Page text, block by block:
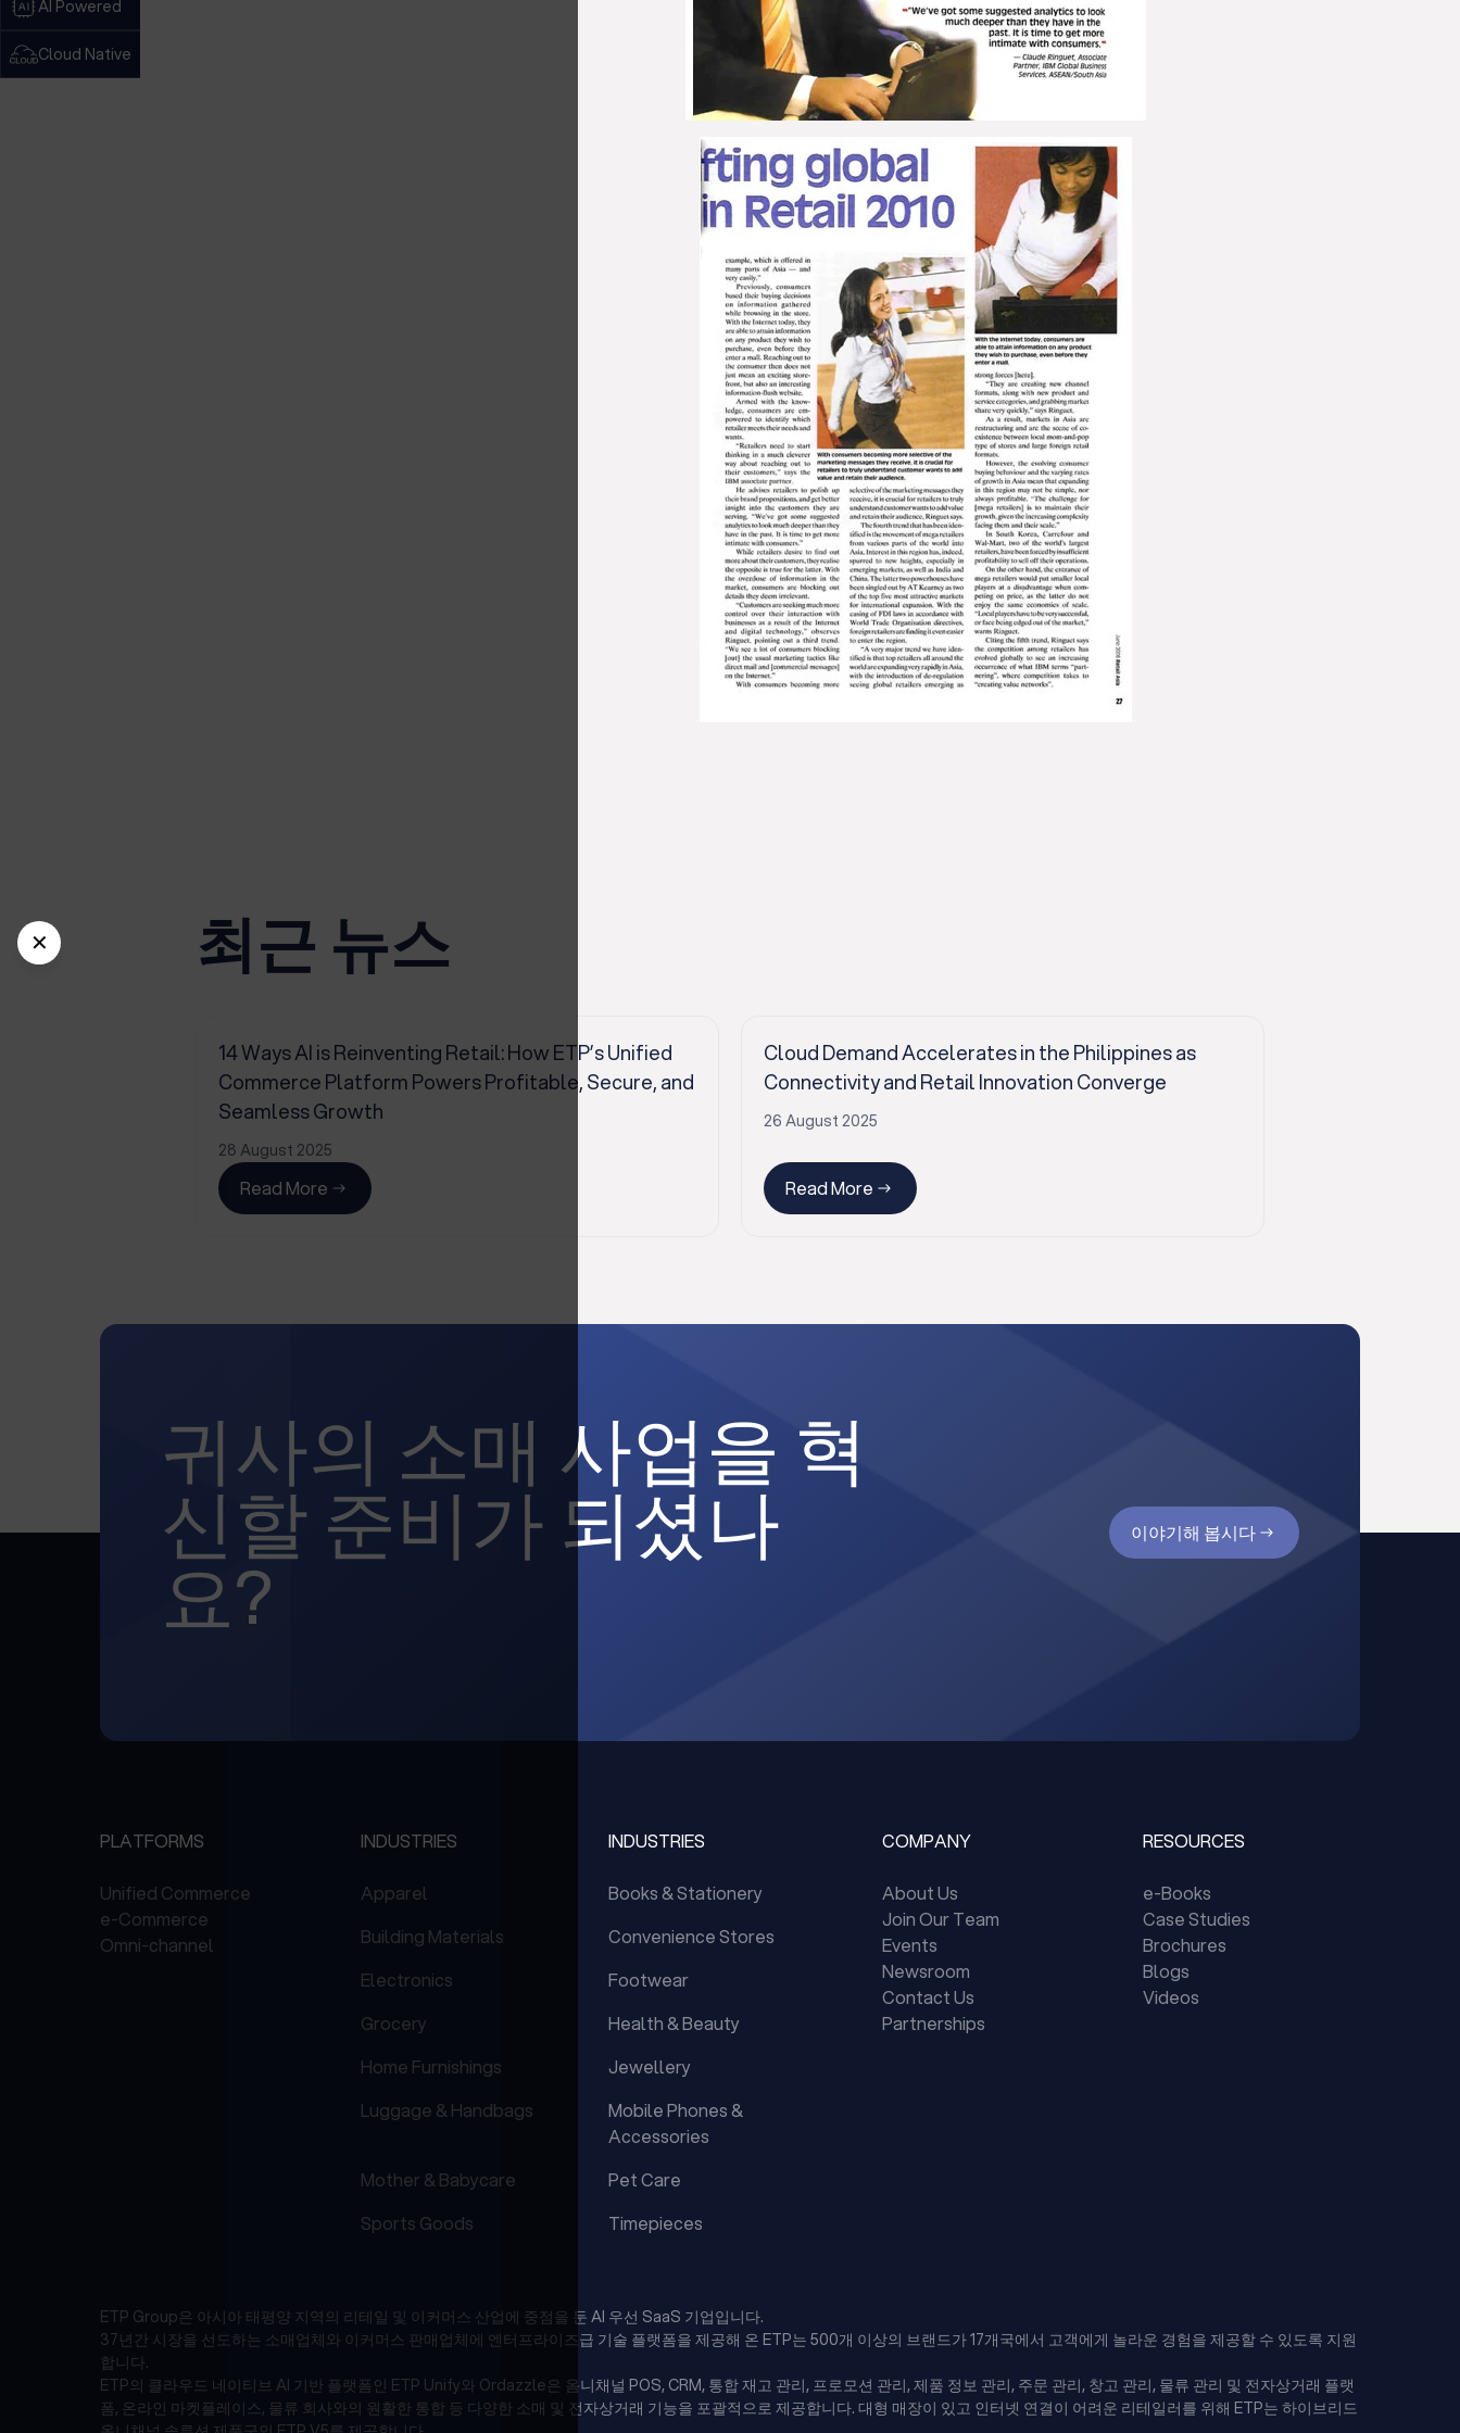
AI Powered
Cloud Native
최근 뉴스
14 Ways AI is Reinventing Retail: How ETP’s Unified
Commerce Platform Powers Profitable, Secure, and
Seamless Growth
28 August 2025
Read More
Cloud Demand Accelerates in the Philippines as
Connectivity and Retail Innovation Converge
26 August 2025
Read More
귀사의 소매 사업을 혁
신할 준비가 되셨나
요?
이야기해 봅시다
PLATFORMS
Unified Commerce
e-Commerce
Omni-channel
INDUSTRIES INDUSTRIES
Apparel
Books & Stationery
Building Materials
Convenience Stores
Electronics
Footwear
Grocery
Health & Beauty
Home Furnishings
Jewellery
Luggage & Handbags
Mobile Phones &
Accessories
Mother & Babycare
Pet Care
Sports Goods
Timepieces
COMPANY
About Us
Join Our Team
Events
Newsroom
Contact Us
Partnerships
RESOURCES
e-Books
Case Studies
Brochures
Blogs
Videos
ETP Group은 아시아 태평양 지역의 리테일 및 이커머스 산업에 중점을 둔 AI 우선 SaaS 기업입니다.
37년간 시장을 선도하는 소매업체와 이커머스 판매업체에 엔터프라이즈급 기술 플랫폼을 제공해 온 ETP는 500개 이상의 브랜드가 17개국에서 고객에게 놀라운 경험을 제공할 수 있도록 지원
합니다.
ETP의 클라우드 네이티브 AI 기반 플랫폼인 ETP Unify와 Ordazzle은 옴니채널 POS, CRM, 통합 재고 관리, 프로모션 관리, 제품 정보 관리, 주문 관리, 창고 관리, 물류 관리 및 전자상거래 플랫
폼, 온라인 마켓플레이스, 물류 회사와의 원활한 통합 등 다양한 소매 및 전자상거래 기능을 포괄적으로 제공합니다. 대형 매장이 있고 인터넷 연결이 어려운 리테일러를 위해 ETP는 하이브리드
✕